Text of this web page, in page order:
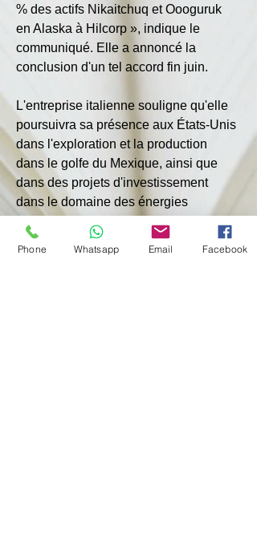
% des actifs Nikaitchuq et Oooguruk
en Alaska à Hilcorp », indique le
communiqué. Elle a annoncé la
conclusion d'un tel accord fin juin.
L'entreprise italienne souligne qu'elle
poursuivra sa présence aux États-Unis
dans l'exploration et la production
dans le golfe du Mexique, ainsi que
dans des projets d'investissement
dans le domaine des énergies
renouvelables et des biocarburants.
Phone Whatsapp Email Facebook